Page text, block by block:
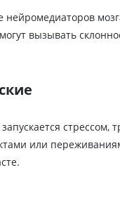
вызывать
стрессом,
или